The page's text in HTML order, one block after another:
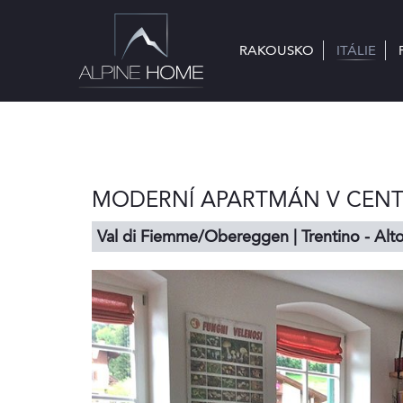
RAKOUSKO ITÁLIE
RAKOUSKO ITÁLIE
MODERNÍ APARTMÁN V
Val di Fiemme/Obereggen | Trentino -